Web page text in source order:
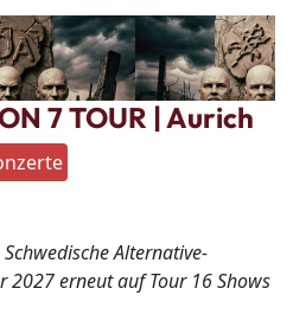
7 TOUR | Aurich
Alternative-
2027 erneut auf Tour 16 Shows